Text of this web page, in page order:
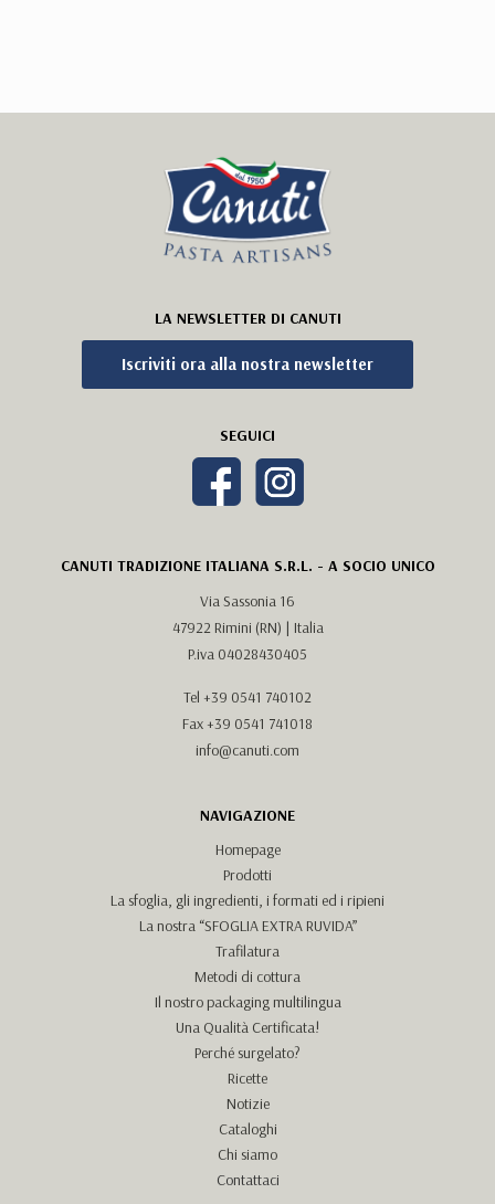
LA NEWSLETTER DI CANUTI
Iscriviti ora alla nostra newsletter
SEGUICI
CANUTI TRADIZIONE ITALIANA S.R.L. - A SOCIO UNICO
Via Sassonia 16
47922 Rimini (RN) | Italia
P.iva 04028430405
Tel +39 0541 740102
Fax +39 0541 741018
info@canuti.com
NAVIGAZIONE
Homepage
Prodotti
La sfoglia, gli ingredienti, i formati ed i ripieni
La nostra “SFOGLIA EXTRA RUVIDA”
Trafilatura
Metodi di cottura
Il nostro packaging multilingua
Una Qualità Certificata!
Perché surgelato?
Ricette
Notizie
Cataloghi
Chi siamo
Contattaci